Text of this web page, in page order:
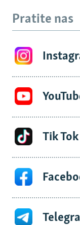
Pratite nas
Tik Tok